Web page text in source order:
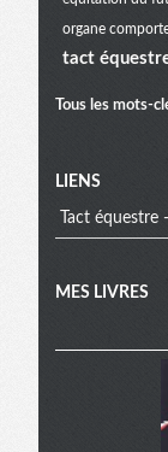
organe
tact
Tous les mots-
LIENS
Tact équestre
MES LIVRES